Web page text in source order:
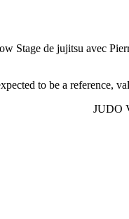
Stage de jujitsu avec
to be a reference,
JUDO